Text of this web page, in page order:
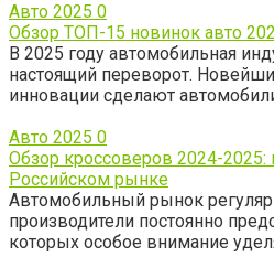
Авто 2025 0
Обзор ТОП-15 новинок авто
В 2025 году автомобильная
настоящий переворот.
инновации сделают
Авто 2025 0
Обзор кроссоверов 2024-2025:
Российском рынке
Автомобильный рынок
производители постоянно
которых особое внимание